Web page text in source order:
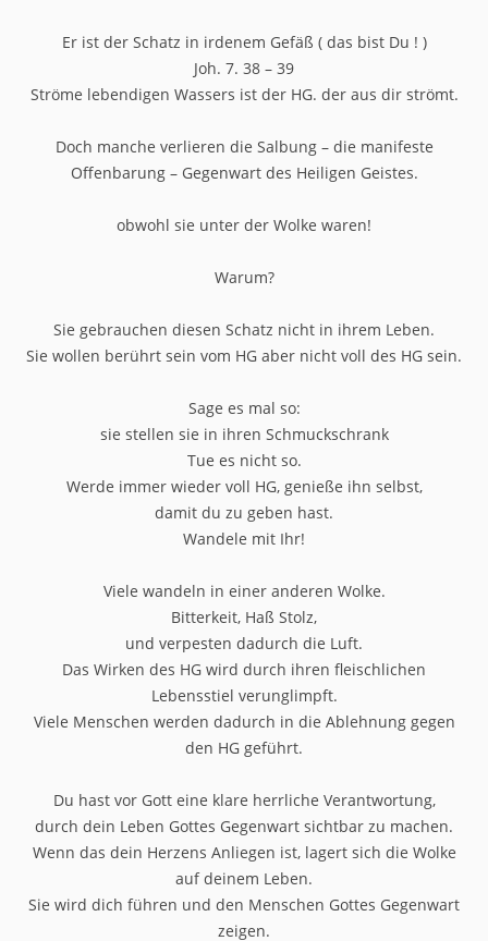
Er ist der Schatz in irdenem Gefäß ( das bist Du ! )
Joh. 7. 38 – 39
Ströme lebendigen Wassers ist der HG. der aus dir strömt.
Doch manche verlieren die Salbung – die manifeste
Offenbarung – Gegenwart des Heiligen Geistes.
obwohl sie unter der Wolke waren!
Warum?
Sie gebrauchen diesen Schatz nicht in ihrem Leben.
Sie wollen berührt sein vom HG aber nicht voll des HG sein.
Sage es mal so:
sie stellen sie in ihren Schmuckschrank
Tue es nicht so.
Werde immer wieder voll HG, genieße ihn selbst,
damit du zu geben hast.
Wandele mit Ihr!
Viele wandeln in einer anderen Wolke.
Bitterkeit, Haß Stolz,
und verpesten dadurch die Luft.
Das Wirken des HG wird durch ihren fleischlichen
Lebensstiel verunglimpft.
Viele Menschen werden dadurch in die Ablehnung gegen
den HG geführt.
Du hast vor Gott eine klare herrliche Verantwortung,
durch dein Leben Gottes Gegenwart sichtbar zu machen.
Wenn das dein Herzens Anliegen ist, lagert sich die Wolke
auf deinem Leben.
Sie wird dich führen und den Menschen Gottes Gegenwart
zeigen.